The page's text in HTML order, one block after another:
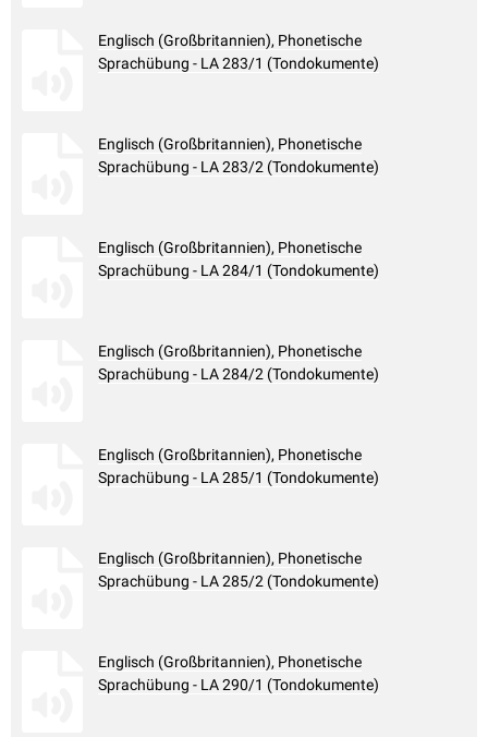
Englisch (Großbritannien), Phonetische
Sprachübung - LA 283/1 (Tondokumente)
Englisch (Großbritannien), Phonetische
Sprachübung - LA 283/2 (Tondokumente)
Englisch (Großbritannien), Phonetische
Sprachübung - LA 284/1 (Tondokumente)
Englisch (Großbritannien), Phonetische
Sprachübung - LA 284/2 (Tondokumente)
Englisch (Großbritannien), Phonetische
Sprachübung - LA 285/1 (Tondokumente)
Englisch (Großbritannien), Phonetische
Sprachübung - LA 285/2 (Tondokumente)
Englisch (Großbritannien), Phonetische
Sprachübung - LA 290/1 (Tondokumente)